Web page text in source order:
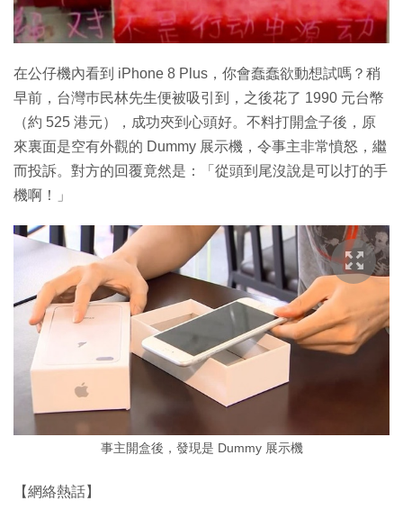
在公仔機內看到 iPhone 8 Plus，你會蠢蠢欲動想試嗎？稍
早前，台灣巿民林先生便被吸引到，之後花了 1990 元台幣
（約 525 港元），成功夾到心頭好。不料打開盒子後，原
來裏面是空有外觀的 Dummy 展示機，令事主非常憤怒，繼
而投訴。對方的回覆竟然是：「從頭到尾沒說是可以打的手
機啊！」
事主開盒後，發現是 Dummy 展示機
【網絡熱話】